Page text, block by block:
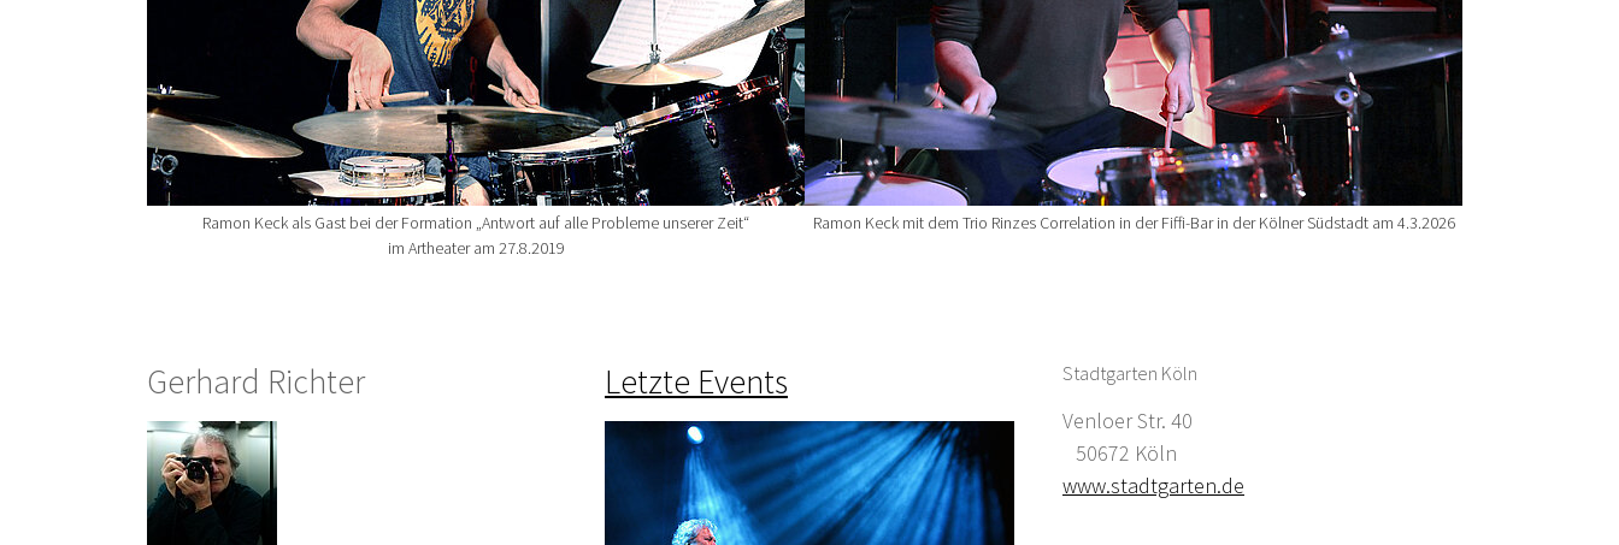
Ramon Keck als Gast bei der Formation „Antwort auf alle Probleme unserer Zeit“
im Artheater am 27.8.2019
Ramon Keck mit dem Trio Rinzes Correlation in der Fiffi-Bar in der Kölner Südstadt am 4.3.2026
Gerhard Richter Letzte Events Stadtgarten Köln
Venloer Str. 40
50672 Köln
www.stadtgarten.de